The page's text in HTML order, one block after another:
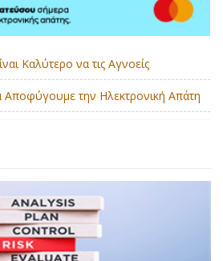
Καλύτερο να τις Αγνοείς
Αποφύγουμε την Ηλεκτρονική Απάτη